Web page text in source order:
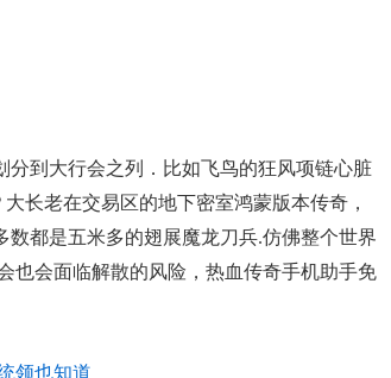
到大行会之列．比如飞鸟的狂风项链心脏
长老在交易区的地下密室鸿蒙版本传奇，
数都是五米多的翅展魔龙刀兵.仿佛整个世界
也会面临解散的风险，热血传奇手机助手免
领也知道